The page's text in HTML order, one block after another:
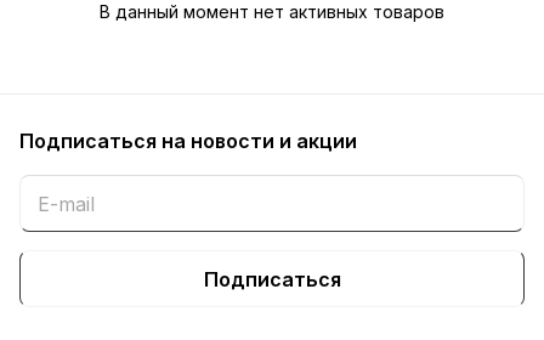
В данный момент нет активных товаров
Подписаться на новости и акции
Подписаться